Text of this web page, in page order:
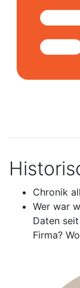
Chronik
Wer war
Daten
Firma?